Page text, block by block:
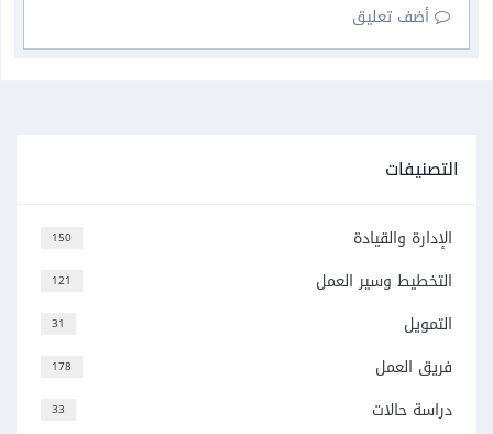
أضف تعليق
التصنيفات
150 الإدارة والقيادة
121 التخطيط وسير العمل
31 التمويل
178 فريق العمل
33 دراسة حالات